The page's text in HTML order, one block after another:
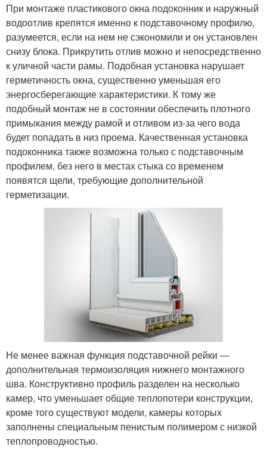
При монтаже пластикового окна подоконник и наружный
водоотлив крепятся именно к подставочному профилю,
разумеется, если на нем не сэкономили и он установлен
снизу блока. Прикрутить отлив можно и непосредственно
к уличной части рамы. Подобная установка нарушает
герметичность окна, существенно уменьшая его
энергосберегающие характеристики. К тому же
подобный монтаж не в состоянии обеспечить плотного
примыкания между рамой и отливом из-за чего вода
будет попадать в низ проема. Качественная установка
подоконника также возможна только с подставочным
профилем, без него в местах стыка со временем
появятся щели, требующие дополнительной
герметизации.
Не менее важная функция подставочной рейки —
дополнительная термоизоляция нижнего монтажного
шва. Конструктивно профиль разделен на несколько
камер, что уменьшает общие теплопотери конструкции,
кроме того существуют модели, камеры которых
заполнены специальным пенистым полимером с низкой
теплопроводностью.